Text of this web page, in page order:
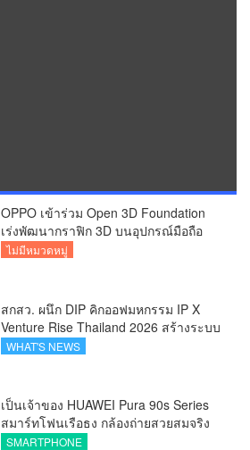
OPPO เข้าร่วม Open 3D Foundation
เร่งพัฒนากราฟิก 3D บนอุปกรณ์มือถือ
ไม่มีหมวดหมู่
สกสว. ผนึก DIP คิกออฟมหกรรม IP X
Venture Rise Thailand 2026 สร้างระบบ
นิเวศเชื่อมทรัพย์สินทางปัญญาผ่าน
WHAT'S NEWS
เป็นเจ้าของ HUAWEI Pura 90s Series
สมาร์ทโฟนเรือธง กล้องถ่ายสวยสมจริง
ทุกระยะ พร้อมของสมนาคุณและสิทธิ
SMARTPHONE